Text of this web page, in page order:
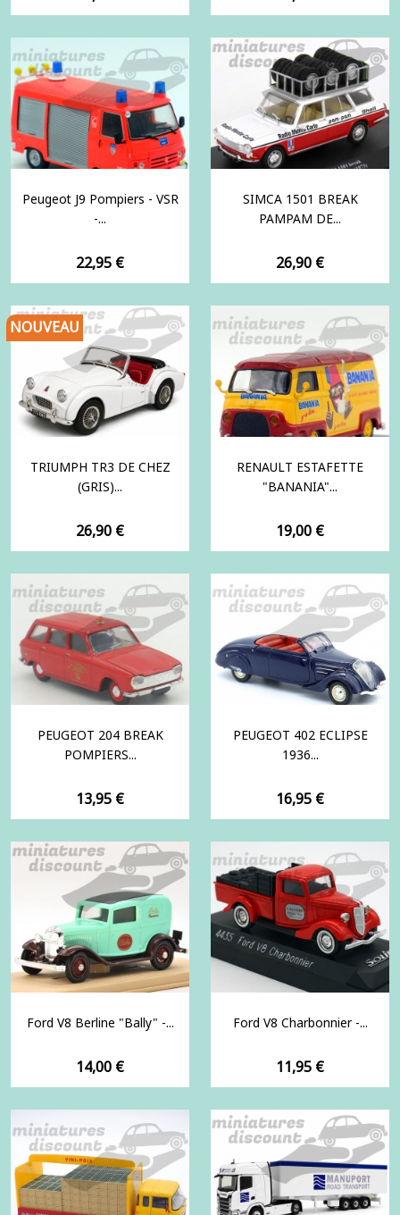
Peugeot J9 Pompiers - VSR
-...
Prix
22,95 €
SIMCA 1501 BREAK
PAMPAM DE...
Prix
26,90 €
TRIUMPH TR3 DE CHEZ
(GRIS)...
Prix
26,90 €
NOUVEAU
RENAULT ESTAFETTE
"BANANIA"...
Prix
19,00 €
PEUGEOT 204 BREAK
POMPIERS...
Prix
13,95 €
PEUGEOT 402 ECLIPSE
1936...
Prix
16,95 €
Ford V8 Berline "Bally" -...
Prix
14,00 €
Ford V8 Charbonnier -...
Prix
11,95 €